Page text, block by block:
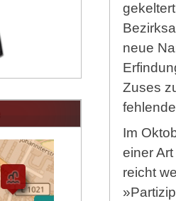
neue
Zuses
Im
einer
reicht